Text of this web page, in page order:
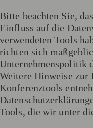
Bitte beachten Sie,
Einfluss auf die
verwendeten Tools
richten sich
Unternehmenspolitik
Weitere Hinweise zur
Konferenztools
Tools, die wir unter